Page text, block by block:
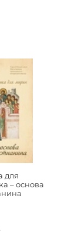
для
– основа